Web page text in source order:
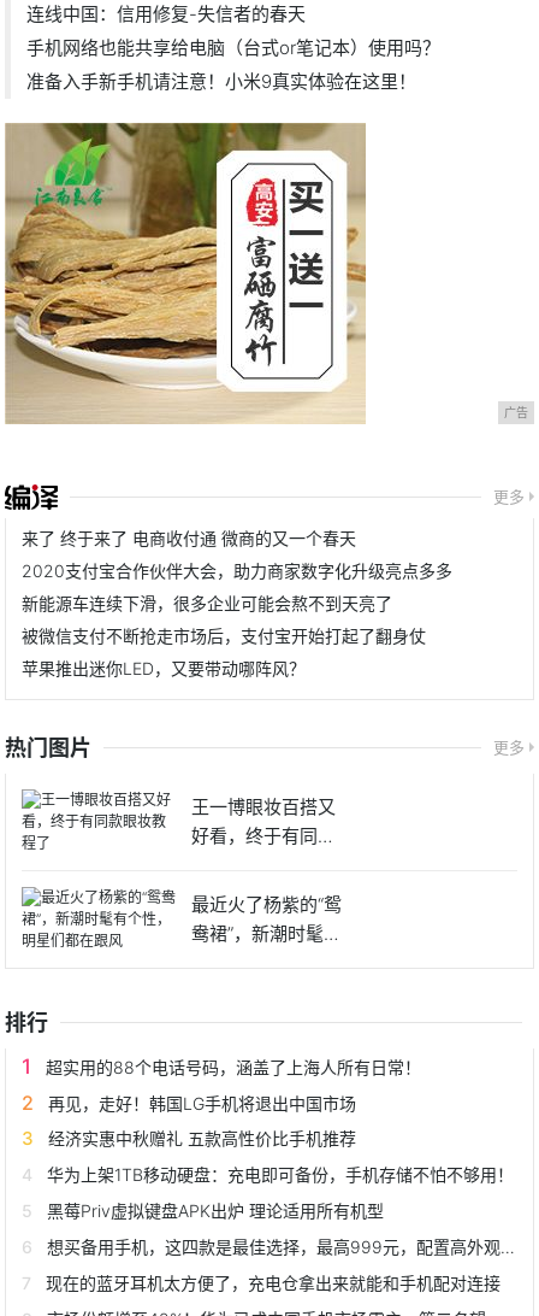
连线中国：信用修复-失信者的春天
手机网络也能共享给电脑（台式or笔记本）使用吗？
准备入手新手机请注意！小米9真实体验在这里！
广告
更多
来了 终于来了 电商收付通 微商的又一个春天
2020支付宝合作伙伴大会，助力商家数字化升级亮点多多
新能源车连续下滑，很多企业可能会熬不到天亮了
被微信支付不断抢走市场后，支付宝开始打起了翻身仗
苹果推出迷你LED，又要带动哪阵风？
热门图片 更多
王一博眼妆百搭又
好看，终于有同款
最近火了杨紫的“鸳
鸯裙”，新潮时髦有
排行
超实用的88个电话号码，涵盖了上海人所有日常！
再见，走好！韩国LG手机将退出中国市场
经济实惠中秋赠礼 五款高性价比手机推荐
华为上架1TB移动硬盘：充电即可备份，手机存储不怕不够用！
黑莓Priv虚拟键盘APK出炉 理论适用所有机型
想买备用手机，这四款是最佳选择，最高999元，配置高外观上档次
现在的蓝牙耳机太方便了，充电仓拿出来就能和手机配对连接